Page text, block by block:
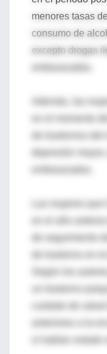
menores tasas
consumo de
excepto drogas
en el momento
depresión
de seguimiento
Según los
un trastorno
anteriores a la